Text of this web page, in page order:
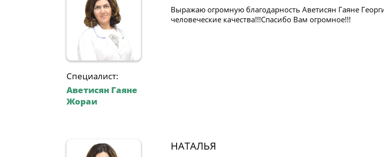
Специалист:
Аветисян Гаяне
Жораи
Выражаю огромную благодарность Аветисян Гаяне
человеческие качества!!!Спасибо Вам огромное!!!
НАТАЛЬЯ